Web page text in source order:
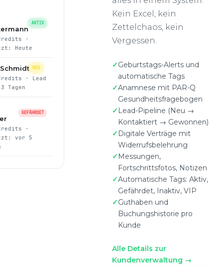
Kein Excel, kein
Zettelchaos, kein
Vergessen.
Geburtstags-Alerts und
automatische Tags
Anamnese mit PAR-Q
Gesundheitsfragebogen
Lead-Pipeline (Neu →
Kontaktiert → Gewonnen)
Digitale Verträge mit
Widerrufsbelehrung
Messungen,
Fortschrittsfotos, Notizen
Automatische Tags: Aktiv,
Gefährdet, Inaktiv, VIP
Guthaben und
Buchungshistorie pro
Kunde
Alle Details zur
Kundenverwaltung →
·
Heute
Tagen
·
vor 5
Müller